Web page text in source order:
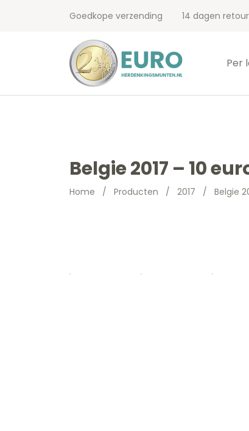
Goedkope verzending 14 dagen
Per
Belgie 2017 – 10
Home / Producten / 2017 / Belgie